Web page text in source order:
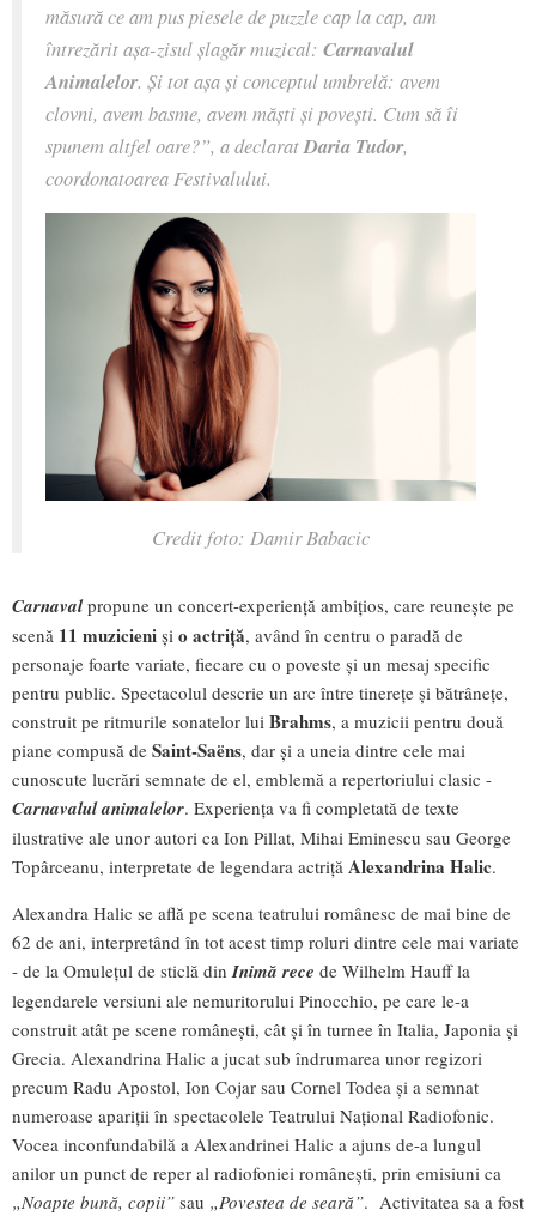
măsură ce am pus piesele de puzzle cap la cap, am
întrezărit așa-zisul șlagăr muzical: Carnavalul
Animalelor. Și tot așa și conceptul umbrelă: avem
clovni, avem basme, avem măști și povești. Cum să îi
spunem altfel oare?”, a declaratDaria Tudor,
coordonatoarea Festivalului.
Credit foto: Damir Babacic
Carnavalpropune un concert-experiență ambițios, care reunește pe
scenă 11 muzicieni și o actriță, având în centru o paradă de
personaje foarte variate, fiecare cu o poveste și un mesaj specific
pentru public. Spectacolul descrie un arc între tinerețe și bătrânețe,
construit pe ritmurile sonatelor lui Brahms, a muzicii pentru două
piane compusă de Saint-Saëns, dar și a uneia dintre cele mai
cunoscute lucrări semnate de el, emblemă a repertoriului clasic -
Carnavalul animalelor. Experiența va fi completată de texte
ilustrative ale unor autori ca Ion Pillat, Mihai Eminescu sau George
Topârceanu, interpretate de legendara actriță Alexandrina Halic.
Alexandra Halic se află pe scena teatrului românesc de mai bine de
62 de ani, interpretând în tot acest timp roluri dintre cele mai variate
- de la Omulețul de sticlă dinInimă rece de Wilhelm Hauff la
legendarele versiuni ale nemuritorului Pinocchio, pe care le-a
construit atât pe scene românești, cât și în turnee în Italia, Japonia și
Grecia. Alexandrina Halic a jucat sub îndrumarea unor regizori
precum Radu Apostol, Ion Cojar sau Cornel Todea și a semnat
numeroase apariții în spectacolele Teatrului Național Radiofonic.
Vocea inconfundabilă a Alexandrinei Halic a ajuns de-a lungul
anilor un punct de reper al radiofoniei românești, prin emisiuni ca
„Noapte bună, copii” sau „Povestea de seară”. Activitatea sa a fost